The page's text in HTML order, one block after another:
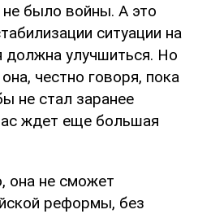
было войны. А это
ситуации на
должна улучшиться. Но
честно говоря, пока
не стал заранее
ждет еще большая
она не сможет
реформы, без